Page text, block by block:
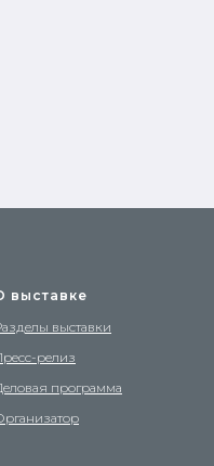
выставке
выставки
релиз
программа